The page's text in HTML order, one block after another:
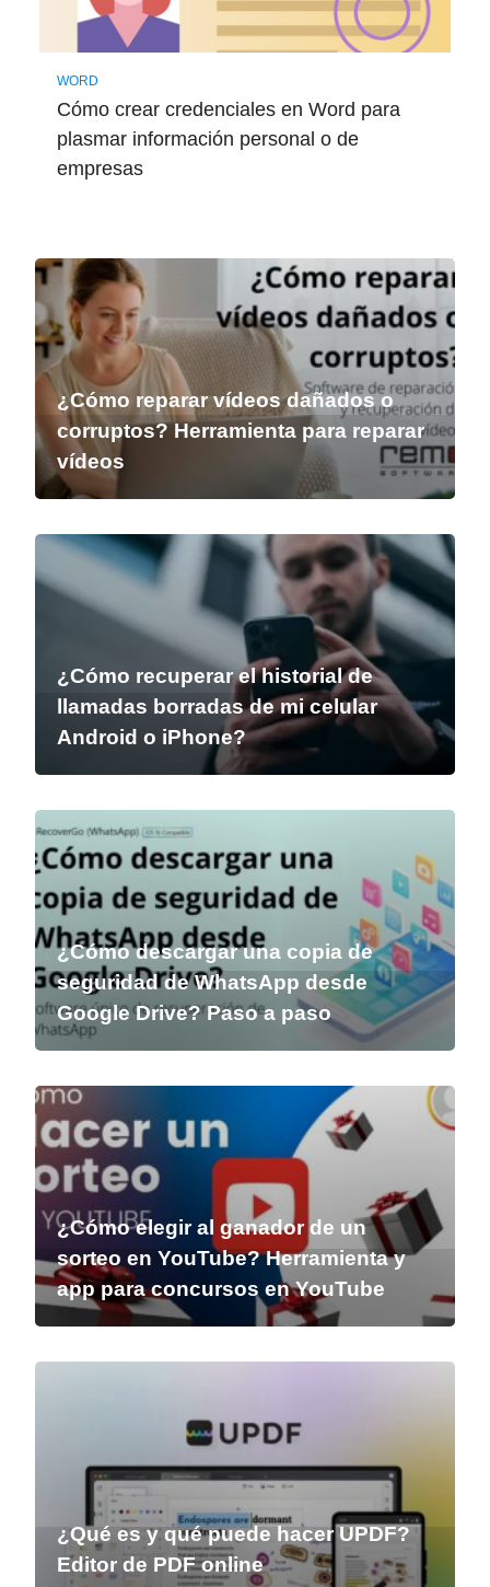
WORD
Cómo crear credenciales en Word para
plasmar información personal o de
empresas
¿Cómo reparar vídeos dañados o
corruptos? Herramienta para reparar
vídeos
¿Cómo recuperar el historial de
llamadas borradas de mi celular
Android o iPhone?
¿Cómo descargar una copia de
seguridad de WhatsApp desde
Google Drive? Paso a paso
¿Cómo elegir al ganador de un
sorteo en YouTube? Herramienta y
app para concursos en YouTube
¿Qué es y qué puede hacer UPDF?
Editor de PDF online